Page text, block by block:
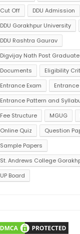
Cut Off
DDU Admission
DDU Gorakhpur University
DDU Rashtra Gaurav
Digvijay Nath Post
Documents
Eligibility
Entrance Exam
Entrance Pattern and
Fee Structure
MGUG
Online Quiz
Question
Sample Papers
St. Andrews College
UP Board